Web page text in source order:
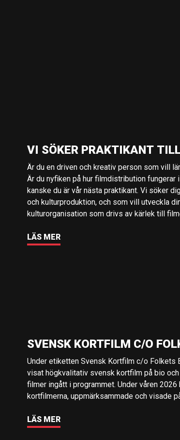
VI SÖKER PRAKTIKANT
Är du en driven och kreativ person som vill
Är du nyfiken på hur filmdistribution
kanske du är vår nästa praktikant. Vi söker
och kulturproduktion, och som vill utveckla
kulturorganisation som drivs av kärlek till
LÄS MER
SVENSK KORTFILM C/O
Under etiketten Svensk Kortfilm c/o Folkets
visat högkvalitativ svensk kortfilm på bio
filmer ingått i programmet. Under våren
kortfilmerna, uppmärksammade och visade
LÄS MER